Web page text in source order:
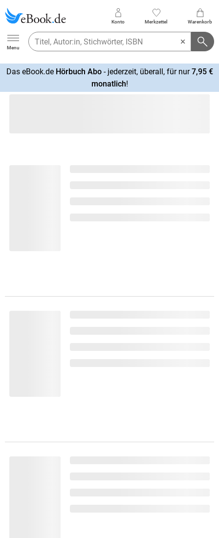
Ebook.de
Menu
Konto Merkzettel Warenkorb
Das eBook.de Hörbuch Abo- jederzeit, überall, für nur7,95 €
monatlich!